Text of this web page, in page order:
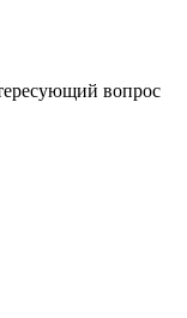
вопрос